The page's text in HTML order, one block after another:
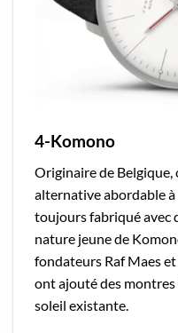
4-Komono
Originaire de Belgique,
alternative abordable
toujours fabriqué avec
nature jeune de
fondateurs Raf Maes
ont ajouté des
soleil existante.